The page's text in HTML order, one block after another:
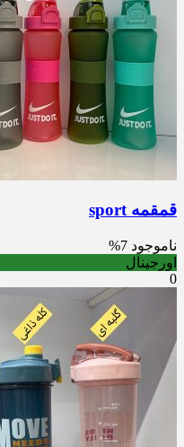
قمقمه sport
ناموجود 7%
اورجینال
0